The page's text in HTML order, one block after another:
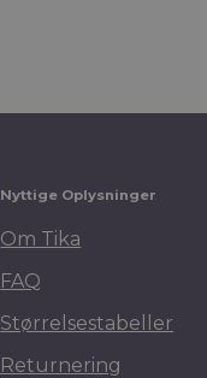
Nyttige Oplysninger
Om Tika
FAQ
Størrelsestabeller
Returnering